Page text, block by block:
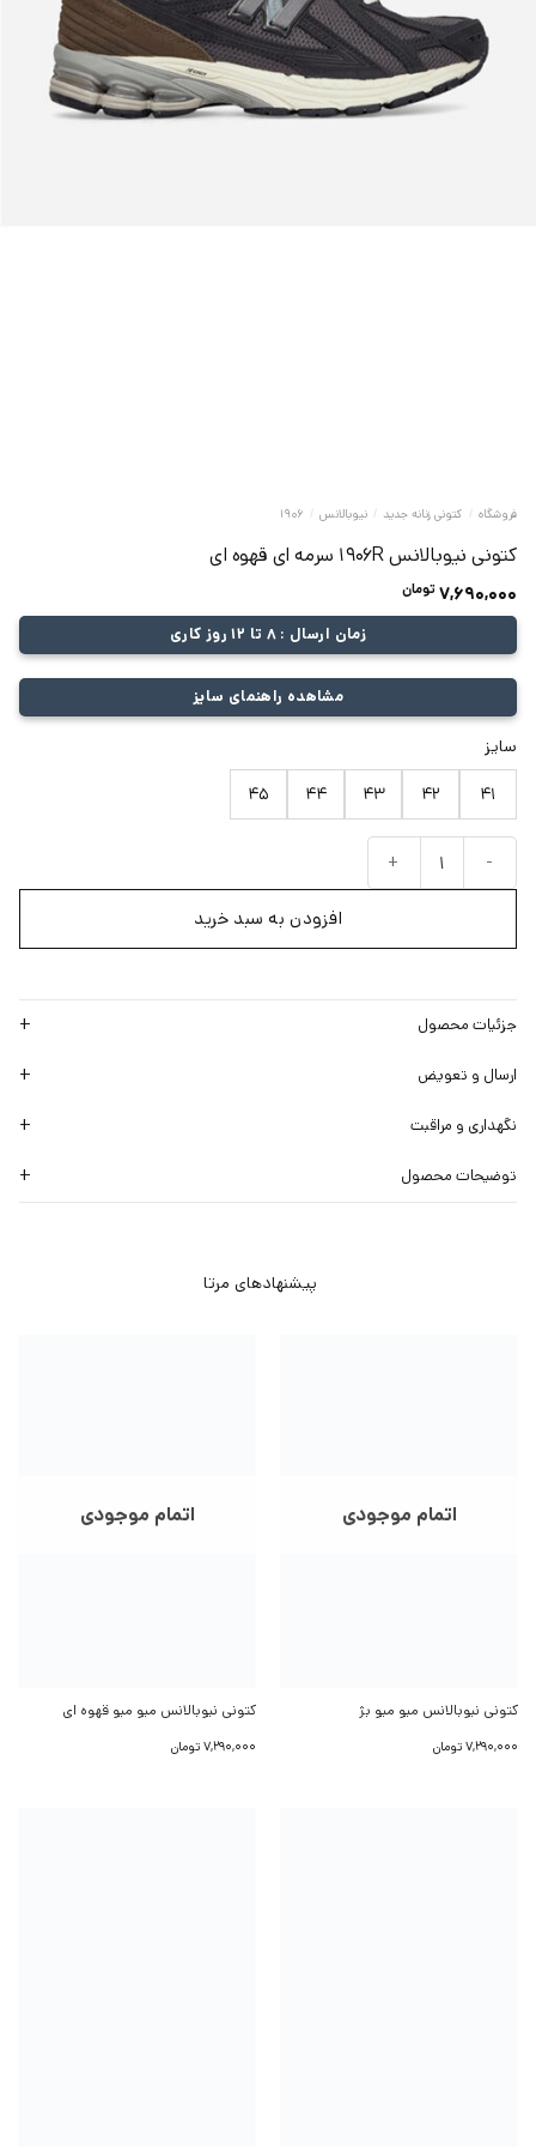
فروشگاه / کتونی زنانه جدید / نیوبالانس 1906
کتونی نیوبالانس 1906R سرمه ای قهوه ای
7,690,000تومان
زمان ارسال : 8 تا 12 روز کاری
مشاهده راهنمای سایز
سایز
41
42
43
44
45
افزودن به سبد خرید
جزئیات محصول
ارسال و تعویض
نگهداری و مراقبت
توضیحات محصول
اتمام موجودی
کتونی نیوبالانس میو میو بژ
7,290,000تومان
اتمام موجودی
کتونی نیوبالانس میو میو قهوه ای
7,290,000تومان